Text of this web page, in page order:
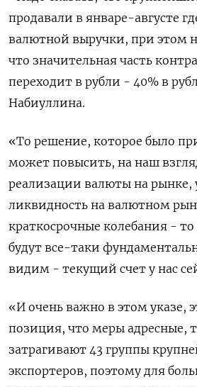
продавали в январе-августе
валютной выручки, при этом
что значительная часть
переходит в рубли - 40% в
Набиуллина.
«То решение, которое было
может повысить, на наш
реализации валюты на рынке,
ликвидность на валютном
краткосрочные колебания - то
будут все-таки
видим - текущий счет у нас
«И очень важно в этом указе,
позиция, что меры адресные,
затрагивают 43 группы
экспортеров, поэтому для